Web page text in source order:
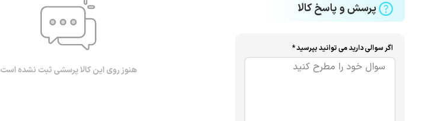
پرسش و پاسخ کالا
اگر سوالی دارید می توانید بپرسید *
هنوز روی این کالا پرسشی ثبت نشده است